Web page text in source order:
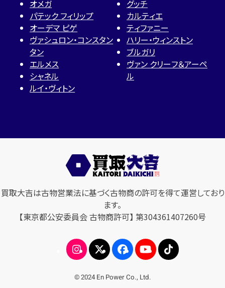
オメガ
パテック フィリップ
オーデマ ピゲ
ヴァシュロン・コンスタン
タン
エルメス
シャネル
ルイ・ヴィトン
グッチ
カルティエ
ティファニー
ハリー・ウィンストン
ブルガリ
ヴァン クリーフ＆アーペ
ル
買取大吉は古物営業法に基づく古物商の許可を得て運営しており
ます。
【東京都公安委員会 古物商許可】 第304361407260号
© 2024 En Power Co., Ltd.